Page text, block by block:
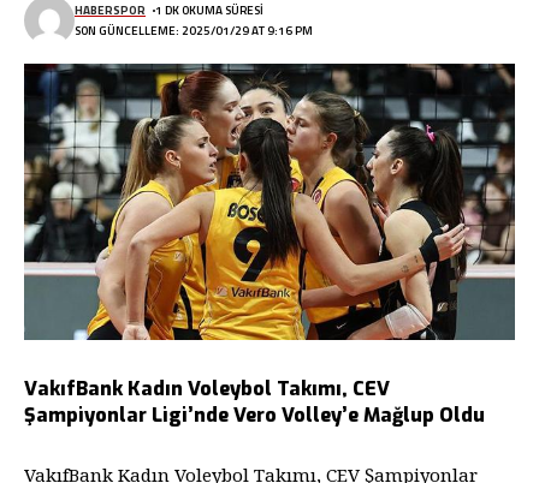
SON GÜNCELLEME: 2025/01/29 AT 9:16 PM
HABERSPOR 1 DK OKUMA SÜRESI
VakıfBank Kadın Voleybol Takımı, CEV
Şampiyonlar Ligi’nde Vero Volley’e Mağlup Oldu
VakıfBank Kadın Voleybol Takımı, CEV Şampiyonlar